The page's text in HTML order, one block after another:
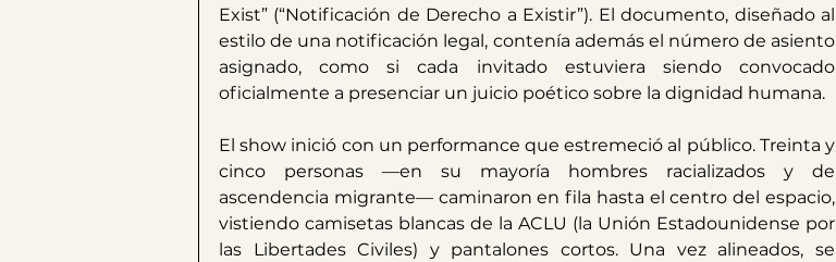
Exist” (“Notificación de Derecho a Existir”). El documento, diseñado al
estilo de una notificación legal, contenía además el número de asiento
asignado, como si cada invitado estuviera siendo convocado
oficialmente a presenciar un juicio poético sobre la dignidad humana.
El show inició con un performance que estremeció al público. Treinta y
cinco personas —en su mayoría hombres racializados y de
ascendencia migrante— caminaron en fila hasta el centro del espacio,
vistiendo camisetas blancas de la ACLU (la Unión Estadounidense por
las Libertades Civiles) y pantalones cortos. Una vez alineados, se